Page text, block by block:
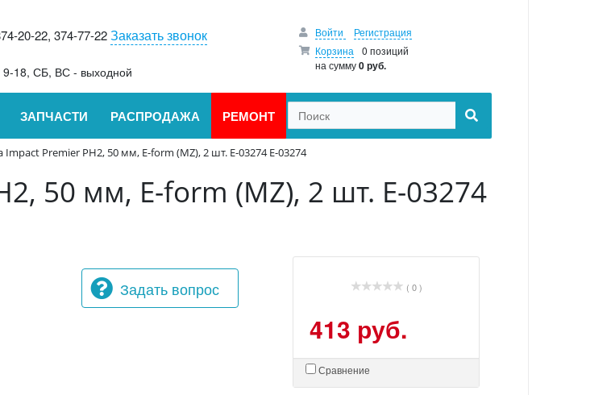
20-22, 374-77-22 Заказать звонок
18, СБ, ВС - выходной
Войти
Регистрация
Корзина
0 позиций
на сумму0 руб.
ЗАПЧАСТИ РАСПРОДАЖА РЕМОНТ
Impact Premier PH2, 50 мм, E-form (MZ), 2 шт. E-03274 E-03274
50 мм, E-form (MZ), 2 шт. E-03274
Задать вопрос ( 0 )
413 руб.
Сравнение